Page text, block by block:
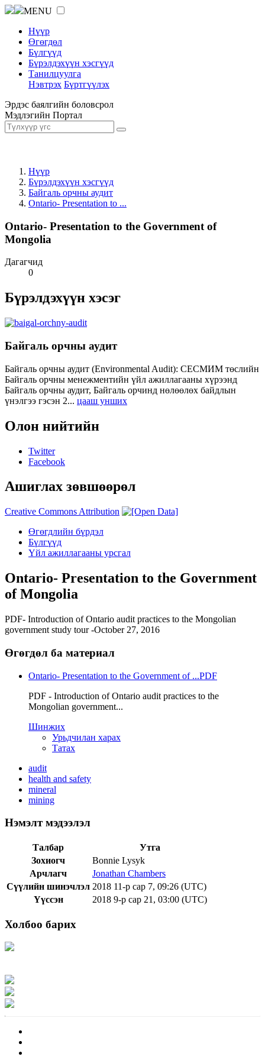
MENU
Нүүр
Өгөгдөл
Бүлгүүд
Бүрэлдэхүүн хэсгүүд
Танилцуулга
Нэвтрэх Бүртгүүлэх
Эрдэс баялгийн боловсрол
Мэдлэгийн Портал
Нүүр
Бүрэлдэхүүн хэсгүүд
Байгаль орчны аудит
Ontario- Presentation to ...
Ontario- Presentation to the Government of
Mongolia
Дагагчид
0
Бүрэлдэхүүн хэсэг
Байгаль орчны аудит
Байгаль орчны аудит (Environmental Audit): СЕСМИМ төслийн
Байгаль орчны менежментийн үйл ажиллагааны хүрээнд
Байгаль орчны аудит, Байгаль орчинд нөлөөлөх байдлын
үнэлгээ гэсэн 2... цааш унших
Олон нийтийн
Twitter
Facebook
Ашиглах зөвшөөрөл
Creative Commons Attribution
Өгөгдлийн бүрдэл
Бүлгүүд
Үйл ажиллагааны урсгал
Ontario- Presentation to the Government
of Mongolia
PDF- Introduction of Ontario audit practices to the Mongolian
government study tour -October 27, 2016
Өгөгдөл ба материал
Ontario- Presentation to the Government of ...PDF
PDF - Introduction of Ontario audit practices to the
Mongolian government...
Шинжих
Урьдчилан харах
Татах
audit
health and safety
mineral
mining
Нэмэлт мэдээлэл
Талбар
Утга
Зохиогч
Bonnie Lysyk
Арчлагч
Jonathan Chambers
Сүүлийн шинэчлэл 2018 11-р сар 7, 09:26 (UTC)
Үүссэн
2018 9-р сар 21, 03:00 (UTC)
Холбоо барих